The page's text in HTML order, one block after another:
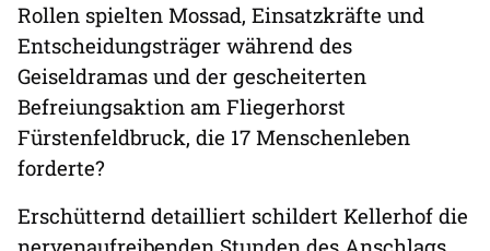
Rollen spielten Mossad, Einsatzkräfte und
Entscheidungsträger während des
Geiseldramas und der gescheiterten
Befreiungsaktion am Fliegerhorst
Fürstenfeldbruck, die 17 Menschenleben
forderte?
Erschütternd detailliert schildert Kellerhof die